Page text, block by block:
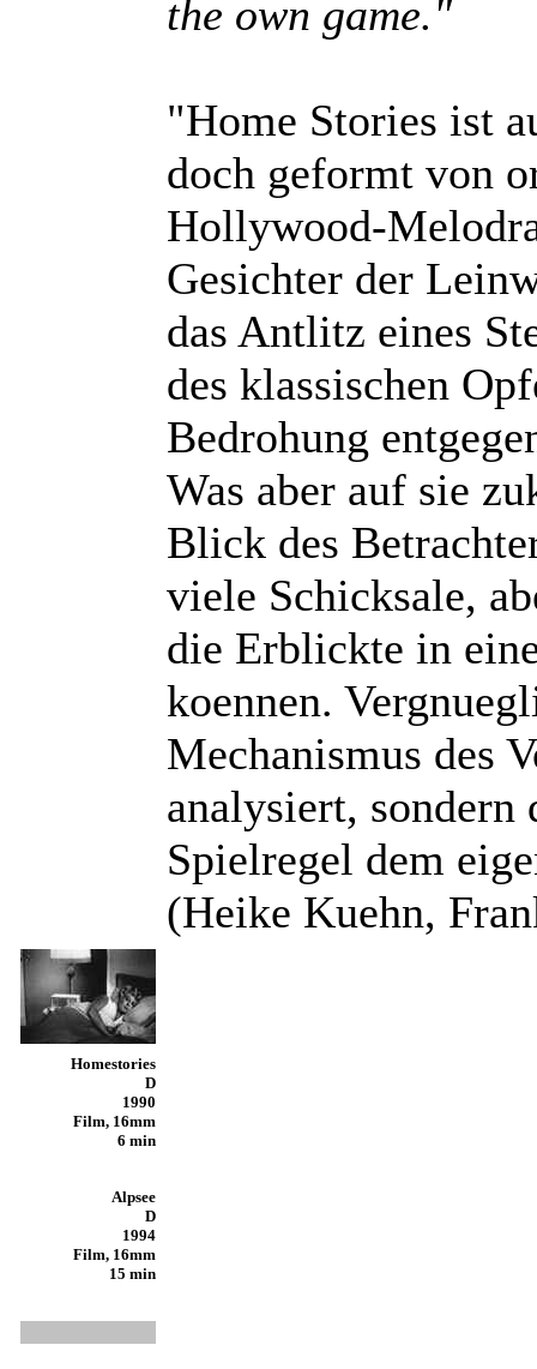
the own game."
"Home Stories ist
doch geformt von
Hollywood-
Gesichter der
das Antlitz eines
des klassischen
Bedrohung
Was aber auf sie
Blick des
viele Schicksale,
die Erblickte in
koennen.
Mechanismus des
analysiert,
Spielregel dem
(Heike Kuehn,
Homestories
D
1990
Film, 16mm
6 min
Alpsee
D
1994
Film, 16mm
15 min